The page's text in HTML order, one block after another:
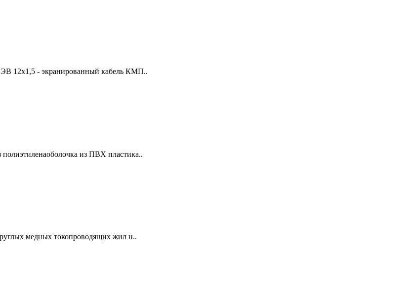
12х1,5 - экранированный кабель КМП..
из ПВХ пластика..
медных токопроводящих жил н..